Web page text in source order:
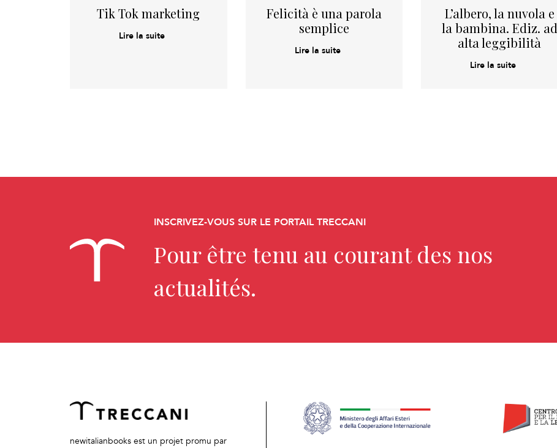
Tik Tok marketing
Lire la suite
Felicità è una parola
semplice
Lire la suite
L’albero, la nuvola e
la bambina. Ediz. ad
alta leggibilità
Lire la suite
INSCRIVEZ-VOUS SUR LE PORTAIL TRECCANI
Pour être tenu au courant des nos
actualités.
newitalianbooks est un projet promu par